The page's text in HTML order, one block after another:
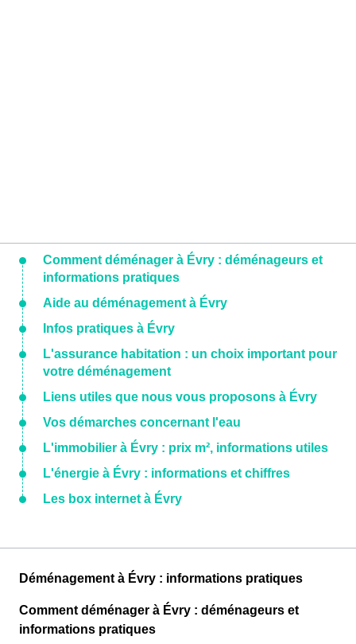
Comment déménager à Évry : déménageurs et
informations pratiques
Aide au déménagement à Évry
Infos pratiques à Évry
L'assurance habitation : un choix important pour
votre déménagement
Liens utiles que nous vous proposons à Évry
Vos démarches concernant l'eau
L'immobilier à Évry : prix m², informations utiles
L'énergie à Évry : informations et chiffres
Les box internet à Évry
Déménagement à Évry : informations pratiques
Comment déménager à Évry : déménageurs et
informations pratiques